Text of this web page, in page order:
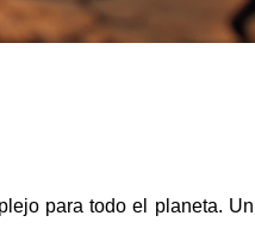
para todo el planeta. Un